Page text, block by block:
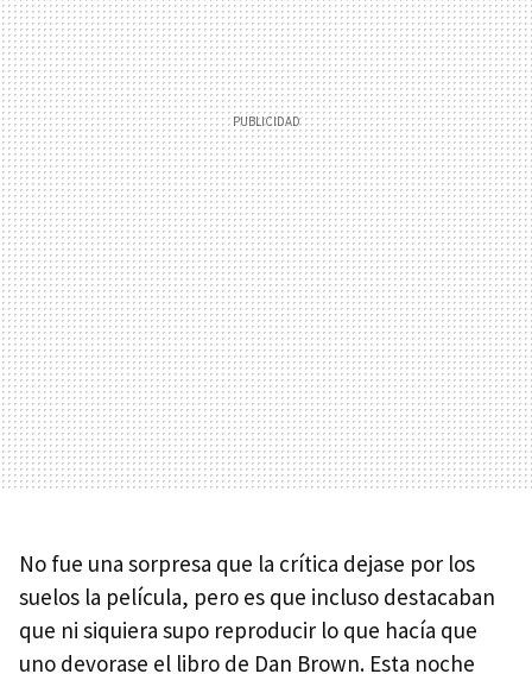
No fue una sorpresa que la crítica dejase por los
suelos la película, pero es que incluso destacaban
que ni siquiera supo reproducir lo que hacía que
uno devorase el libro de Dan Brown. Esta noche